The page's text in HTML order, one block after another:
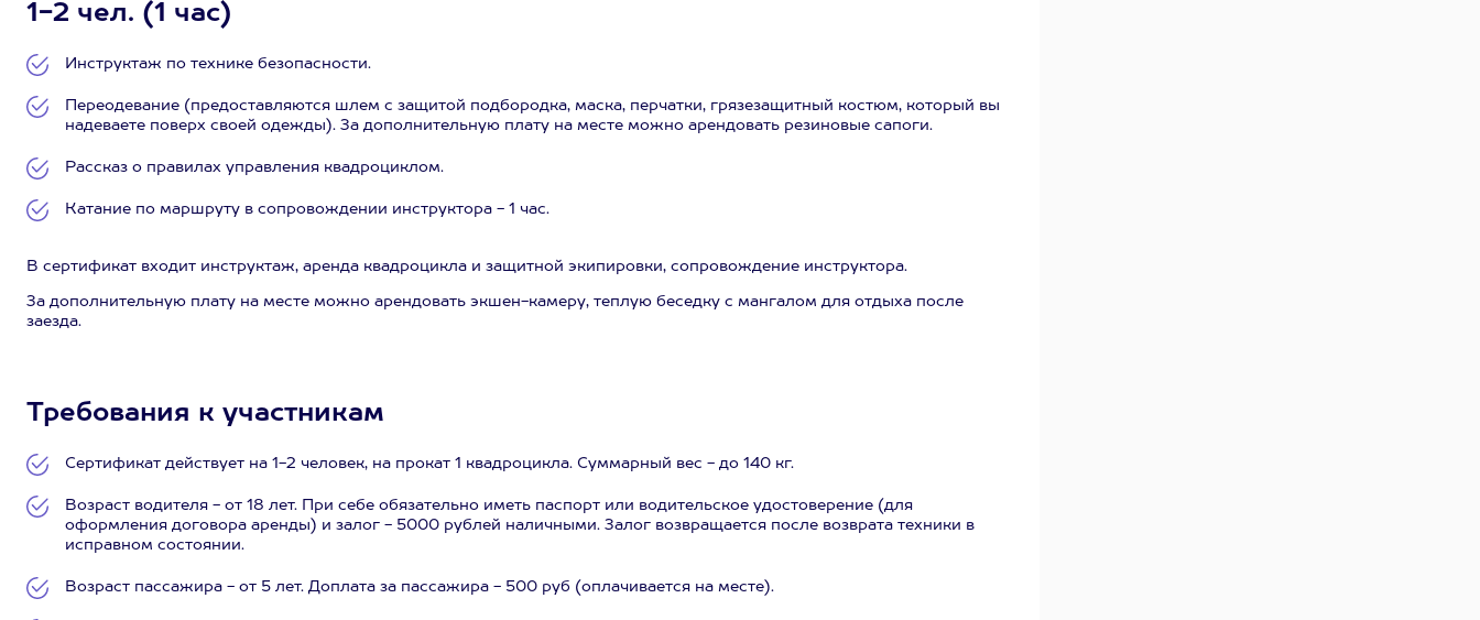
1-2 чел. (1 час)
Инструктаж по технике безопасности.
Переодевание (предоставляются шлем с защитой подбородка, маска, перчатки, грязезащитный костюм, который вы
надеваете поверх своей одежды). За дополнительную плату на месте можно арендовать резиновые сапоги.
Рассказ о правилах управления квадроциклом.
Катание по маршруту в сопровождении инструктора - 1 час.
В сертификат входит инструктаж, аренда квадроцикла и защитной экипировки, сопровождение инструктора.
За дополнительную плату на месте можно арендовать экшен-камеру, теплую беседку с мангалом для отдыха после
заезда.
Требования к участникам
Сертификат действует на 1-2 человек, на прокат 1 квадроцикла. Суммарный вес - до 140 кг.
Возраст водителя - от 18 лет. При себе обязательно иметь паспорт или водительское удостоверение (для
оформления договора аренды) и залог - 5000 рублей наличными. Залог возвращается после возврата техники в
исправном состоянии.
Возраст пассажира - от 5 лет. Доплата за пассажира - 500 руб (оплачивается на месте).